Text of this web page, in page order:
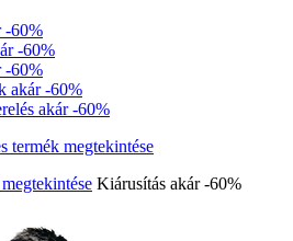
-60%
-60%
-60%
akár -60%
akár -60%
Kiárusítás akár -60%